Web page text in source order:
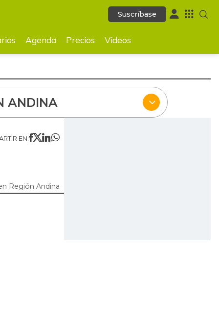
Suscríbase
Videos
Suscríbase
Agenda Precios Videos
ANDINA
EN:
Región Andina